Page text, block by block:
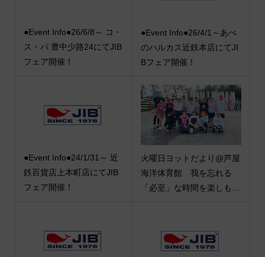
●Event Info●26/6/8～ コ・
ス・パ 豊中少路24にてJIB
フェア開催！
●Event Info●26/4/1～あべ
のハルカス近鉄本店にてJI
Bフェア開催！
●Event Info●24/1/31～ 近
鉄百貨店上本町店にてJIB
フェア開催！
火曜日ヨットだより@芦屋
海洋体育館 我を忘れる
「必至」な時間を楽しも...